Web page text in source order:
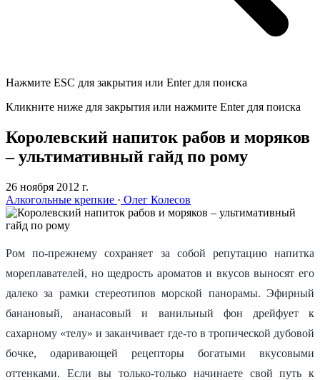
Нажмите ESC для закрытия или Enter для поиска
Кликните ниже для закрытия или нажмите Enter для поиска
Королевский напиток рабов и моряков
– ультимативный гайд по рому
26 ноября 2012 г.
Алкогольные крепкие · Олег Колесов
Ром по-прежнему сохраняет за собой репутацию напитка
мореплавателей, но щедрость ароматов и вкусов выносят его
далеко за рамки стереотипов морской панорамы. Эфирный
банановый, ананасовый и ванильный фон дрейфует к
сахарному «телу» и заканчивает где-то в тропической дубовой
бочке, одаривающей рецепторы богатыми вкусовыми
оттенками. Если вы только-только начинаете свой путь к